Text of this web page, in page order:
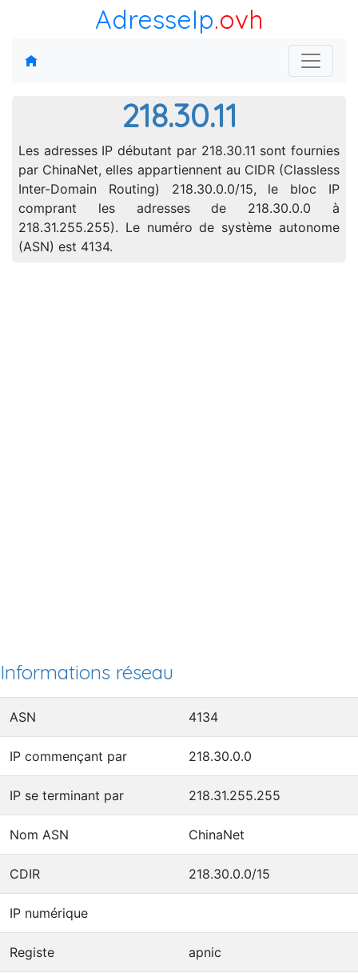
AdresseIp.ovh
218.30.11
Les adresses IP débutant par 218.30.11 sont fournies
par ChinaNet, elles appartiennent au CIDR (Classless
Inter-Domain Routing) 218.30.0.0/15, le bloc IP
comprant les adresses de 218.30.0.0 à
218.31.255.255). Le numéro de système autonome
(ASN) est 4134.
Informations réseau
ASN 4134
IP commençant par 218.30.0.0
IP se terminant par 218.31.255.255
Nom ASN ChinaNet
CDIR 218.30.0.0/15
IP numérique
Registe apnic